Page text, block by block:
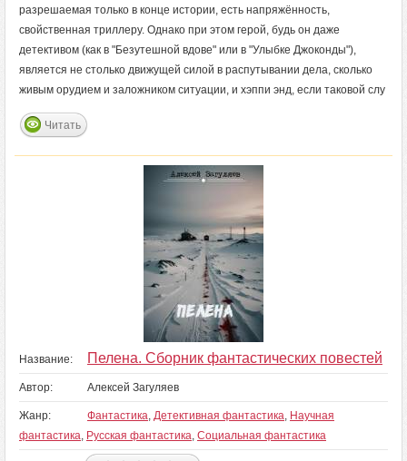
разрешаемая только в конце истории, есть напряжённость,
свойственная триллеру. Однако при этом герой, будь он даже
детективом (как в "Безутешной вдове" или в "Улыбке Джоконды"),
является не столько движущей силой в распутывании дела, сколько
живым орудием и заложником ситуации, и хэппи энд, если таковой слу
Читать
Название: Пелена. Сборник фантастических повестей
Автор: Алексей Загуляев
Жанр: Фантастика, Детективная фантастика, Научная
фантастика, Русская фантастика, Социальная фантастика